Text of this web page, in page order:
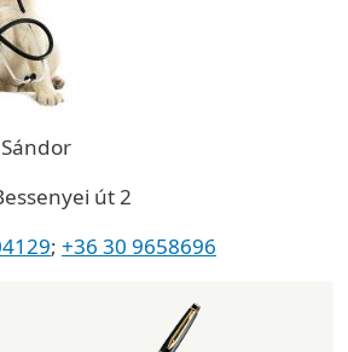
út 2
; +36 30 9658696